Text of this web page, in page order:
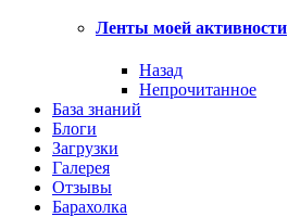
Ленты моей активности
Назад
Непрочитанное
База знаний
Блоги
Загрузки
Галерея
Отзывы
Барахолка